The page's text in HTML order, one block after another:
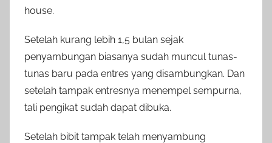
house.
Setelah kurang lebih 1,5 bulan sejak
penyambungan biasanya sudah muncul tunas-
tunas baru pada entres yang disambungkan. Dan
setelah tampak entresnya menempel sempurna,
tali pengikat sudah dapat dibuka.
Setelah bibit tampak telah menyambung